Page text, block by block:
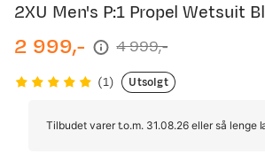
2XU Men's P:1 Propel Wetsuit
discounted
price
2 999,-
original
price
4 999,-
(1) Utsolgt
Tilbudet varer t.o.m. 31.08.26 eller så lenge